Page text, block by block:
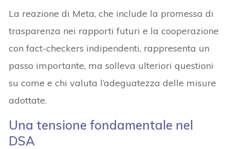
La reazione di Meta, che include la promessa di
trasparenza nei rapporti futuri e la cooperazione
con fact-checkers indipendenti, rappresenta un
passo importante, ma solleva ulteriori questioni
su come e chi valuta l’adeguatezza delle misure
adottate.
Una tensione fondamentale nel
DSA